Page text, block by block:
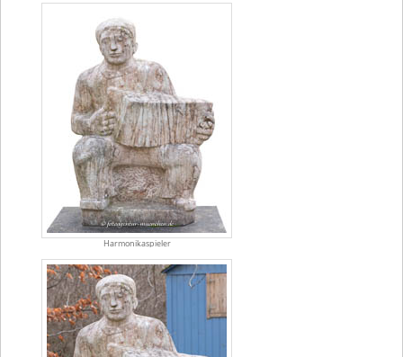
Harmonikaspieler